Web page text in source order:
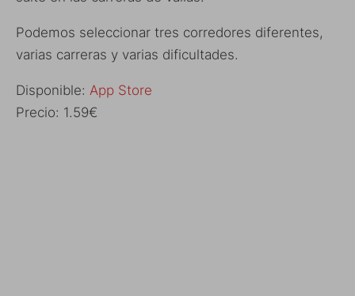
Podemos seleccionar tres corredores diferentes,
varias carreras y varias dificultades.
Disponible: App Store
Precio: 1.59€